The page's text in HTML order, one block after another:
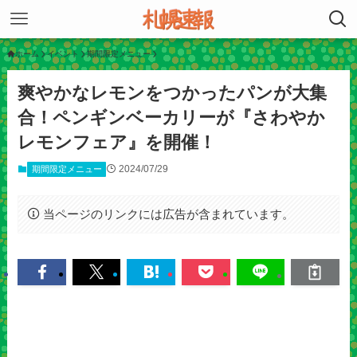
ホーム イベント 期間限定メニュー
爽やかなレモンをつかったパンが大集
合！ペンギンベーカリーが『さわやか
レモンフェア』を開催！
期間限定メニュー 2024/07/29
当ページのリンクには広告が含まれています。